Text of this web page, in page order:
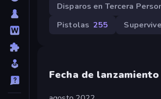
Disparos en Tercera
Pistolas 255
Fecha de lanzamiento